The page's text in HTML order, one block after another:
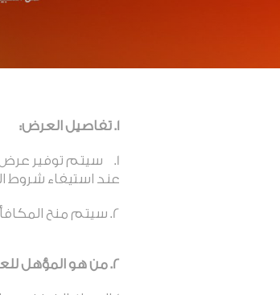
1. تفاصيل العرض:
عند استيفاء شروط
سيتم منح
2. من هو المؤهل للعرض: